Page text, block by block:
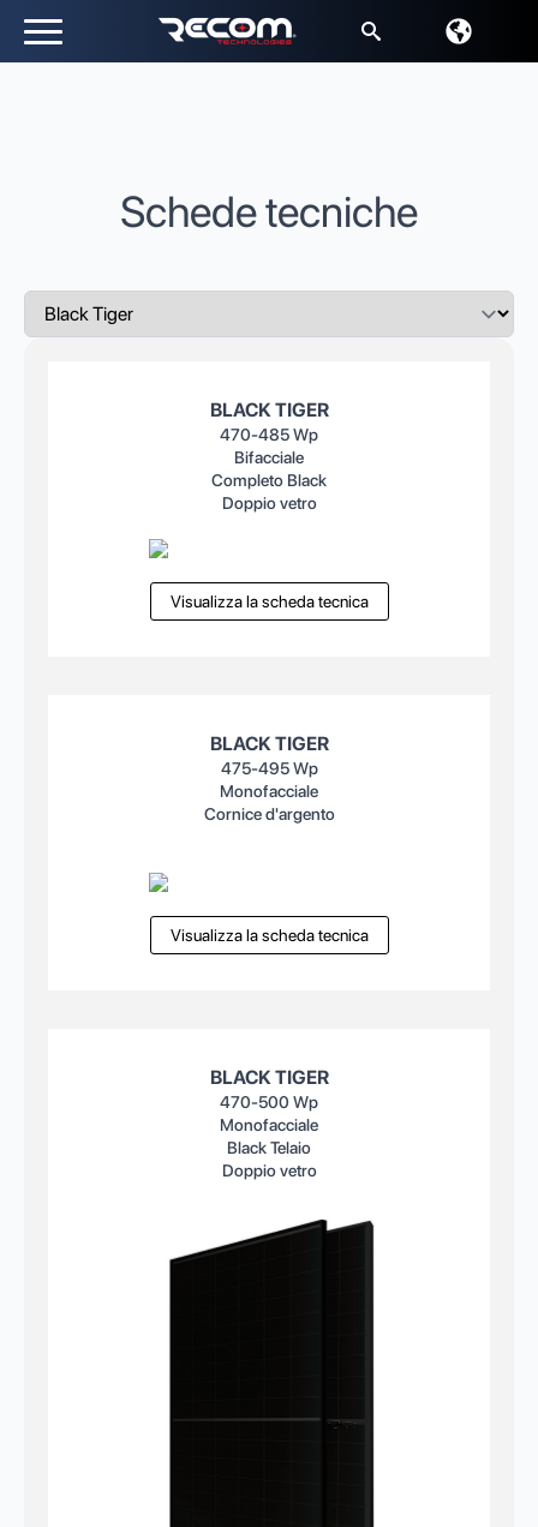
Schede tecniche
BLACK TIGER
470-485 Wp
Bifacciale
Completo Black
Doppio vetro
Visualizza la scheda tecnica
BLACK TIGER
475-495 Wp
Monofacciale
Cornice d'argento
Visualizza la scheda tecnica
BLACK TIGER
470-500 Wp
Monofacciale
Black Telaio
Doppio vetro